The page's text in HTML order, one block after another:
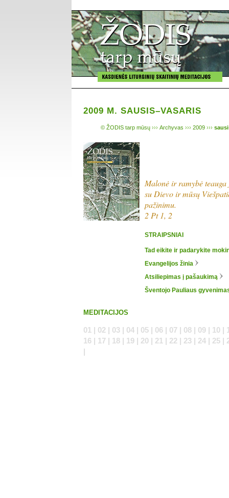
2009 M. SAUSIS–VASARIS
© ŽODIS tarp mūsų ››› Archyvas ››› 2009 ›››
Malonė ir ramybė teauga
su Dievo ir mūsų
pažinimu.
2 Pt 1, 2
STRAIPSNIAI
Tad eikite ir padarykite
Evangelijos žinia
Atsiliepimas į pašaukimą
Šventojo Pauliaus
MEDITACIJOS
01 | 02 | 03 | 04 | 05 | 06 | 07 | 08 | 09 | 10 |
16 | 17 | 18 | 19 | 20 | 21 | 22 | 23 | 24 | 25 |
|